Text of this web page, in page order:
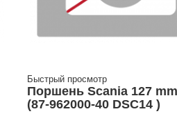
Быстрый просмотр
Поршень Scania 127
(87-962000-40 DSC14 )